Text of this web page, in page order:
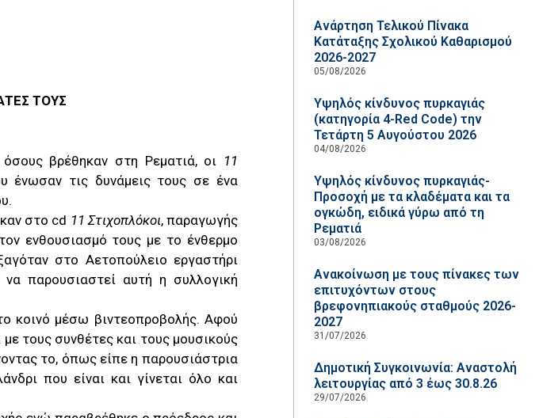
ΤΟΥΣ
βρέθηκαν στη Ρεματιά, οι 11
ένωσαν τις δυνάμεις τους σε ένα
στο cd 11 Στιχοπλόκοι, παραγωγής
ενθουσιασμό τους με το ένθερμο
στο Αετοπούλειο εργαστήρι
παρουσιαστεί αυτή η συλλογική
κοινό μέσω βιντεοπροβολής. Αφού
τους συνθέτες και τους μουσικούς
το, όπως είπε η παρουσιάστρια
που είναι και γίνεται όλο και
Ανάρτηση Τελικού Πίνακα
Κατάταξης Σχολικού Καθαρισμού
2026-2027
05/08/2026
Υψηλός κίνδυνος πυρκαγιάς
(κατηγορία 4-Red Code) την
Τετάρτη 5 Αυγούστου 2026
04/08/2026
Υψηλός κίνδυνος πυρκαγιάς-
Προσοχή με τα κλαδέματα και τα
ογκώδη, ειδικά γύρω από τη
Ρεματιά
03/08/2026
Ανακοίνωση με τους πίνακες των
επιτυχόντων στους
βρεφονηπιακούς σταθμούς 2026-
2027
31/07/2026
Δημοτική Συγκοινωνία: Αναστολή
λειτουργίας από 3 έως 30.8.26
29/07/2026